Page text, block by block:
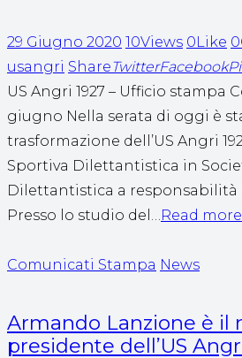
29 Giugno 2020 10Views 0Like
usangri ShareTwitterFacebook
US Angri 1927 – Ufficio stampa
giugno Nella serata di oggi è
trasformazione dell’US Angri
Sportiva Dilettantistica in
Dilettantistica a responsabilità
Presso lo studio del…Read more
Comunicati Stampa News
Armando Lanzione è il
presidente dell’US